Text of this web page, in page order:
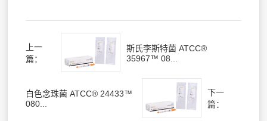
上一
篇：
斯氏李斯特菌 ATCC®
35967™ 08...
白色念珠菌 ATCC® 24433™
080...
下一
篇：